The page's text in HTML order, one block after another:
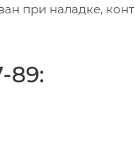
при наладке,
89: